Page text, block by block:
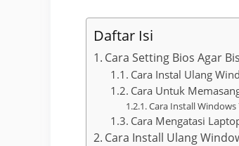
Daftar Isi
Cara Setting Bios Agar
Cara Instal Ulang
Cara Untuk
Cara Install Windows
Cara Mengatasi
Cara Install Ulang